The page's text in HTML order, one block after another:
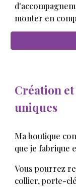
monter en
Création
uniques
Ma boutique
que je fabrique
Vous pourrez
collier, porte-